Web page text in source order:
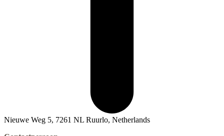
Nieuwe Weg 5, 7261 NL Ruurlo, Netherlands